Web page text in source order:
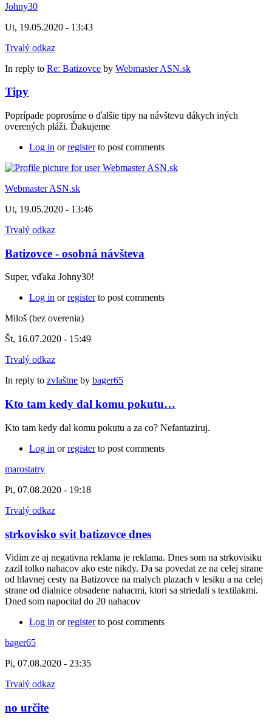
Johny30
Ut, 19.05.2020 - 13:43
Trvalý odkaz
In reply to Re: Batizovce by Webmaster ASN.sk
Tipy
Poprípade poprosíme o ďalšie tipy na návštevu dákych iných
overených pláži. Ďakujeme
Log in orregisterto post comments
Webmaster ASN.sk
Ut, 19.05.2020 - 13:46
Trvalý odkaz
Batizovce - osobná návšteva
Super, vďaka Johny30!
Log in orregisterto post comments
Miloš (bez overenia)
Št, 16.07.2020 - 15:49
Trvalý odkaz
In reply to zvlaštne by bager65
Kto tam kedy dal komu pokutu…
Kto tam kedy dal komu pokutu a za co? Nefantaziruj.
Log in orregisterto post comments
marostatry
Pi, 07.08.2020 - 19:18
Trvalý odkaz
strkovisko svit batizovce dnes
Vidim ze aj negativna reklama je reklama. Dnes som na strkovisiku
zazil tolko nahacov ako este nikdy. Da sa povedat ze na celej strane
od hlavnej cesty na Batizovce na malych plazach v lesiku a na celej
strane od dialnice obsadene nahacmi, ktori sa striedali s textilakmi.
Dned som napocital do 20 nahacov
Log in orregisterto post comments
bager65
Pi, 07.08.2020 - 23:35
Trvalý odkaz
no určite